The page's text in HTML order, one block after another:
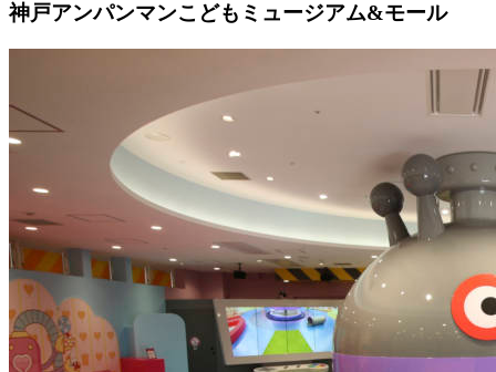
神戸アンパンマンこどもミュージアム&モール